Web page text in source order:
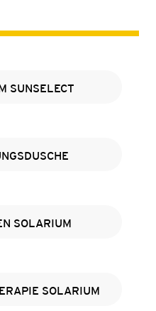
SUNSELECT
SOLARIUM
SOLARIUM